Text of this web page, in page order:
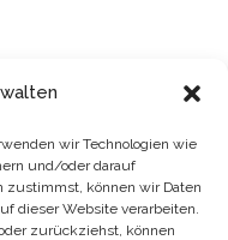
wir Technologien wie
und/oder darauf
zustimmst, können wir Daten
dieser Website verarbeiten.
zurückziehst, können
Inspiriert
Atelier für eine